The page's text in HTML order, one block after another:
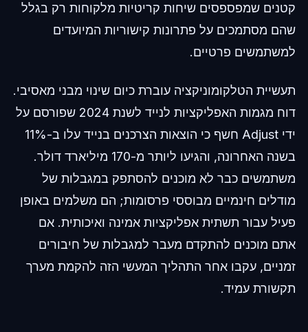
קטנים שמפספסים שיחות קריטיות מלקוחות רק בגלל
שהם מסתמכים על פתרונות קישוריות המיועדים
למשתמשים פרטיים.
תעשיית הטלקומוניקציה עוברת כיום שינוי מבני מאסיבי.
דוח מגמות האפליקציות לנייד לשנת 2024 שפורסם על
ידי Adjust חשף כי הוצאות הצרכנים בנייד עלו ב-11%
בשנה האחרונה, והגיעו ליותר מ-170 מיליארד דולר.
משתמשים כבר לא מוכנים להסתפק במגבלות של
מודלים חינמיים מבוססי פרסומות; הם משלמים באופן
פעיל עבור תשתית אפליקציות אמינה ואיכותית. אם
אתם מוכנים להתקדם מעבר למגבלות של חיבורים
זמניים, עקבו אחר התהליך המעשי הזה להקמת מערך
תקשורת עמיד.